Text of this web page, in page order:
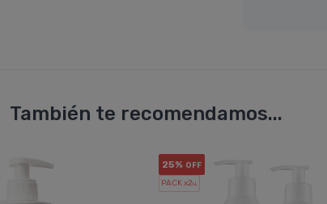
También te recomendamos...
25% OFF
PACK x2u.